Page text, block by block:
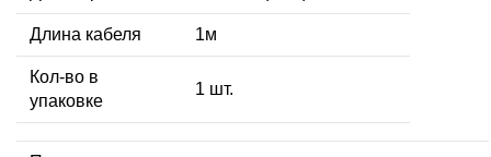
Длина кабеля 1м
Кол-во в
упаковке
1 шт.